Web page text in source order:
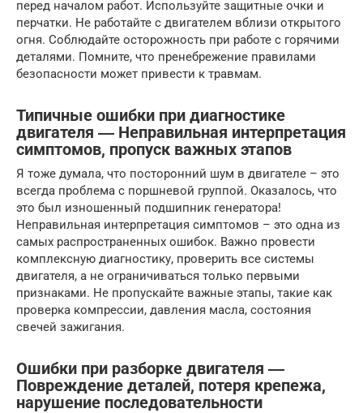
перед началом работ. Используйте защитные очки и
перчатки. Не работайте с двигателем вблизи открытого
огня. Соблюдайте осторожность при работе с горячими
деталями. Помните, что пренебрежение правилами
безопасности может привести к травмам.
Типичные ошибки при диагностике
двигателя ― Неправильная интерпретация
симптомов, пропуск важных этапов
Я тоже думала, что посторонний шум в двигателе – это
всегда проблема с поршневой группой. Оказалось, что
это был изношенный подшипник генератора!
Неправильная интерпретация симптомов – это одна из
самых распространенных ошибок. Важно провести
комплексную диагностику, проверить все системы
двигателя, а не ограничиваться только первыми
признаками. Не пропускайте важные этапы, такие как
проверка компрессии, давления масла, состояния
свечей зажигания.
Ошибки при разборке двигателя ―
Повреждение деталей, потеря крепежа,
нарушение последовательности